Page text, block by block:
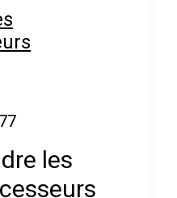
les